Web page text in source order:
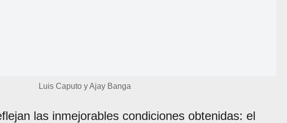
Luis Caputo y Ajay Banga
las inmejorables condiciones obtenidas: el